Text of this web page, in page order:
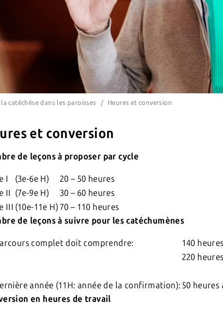
catéchèse dans les paroisses Heures et conversion
et conversion
de leçons à proposer par cycle
I (3e-6e H)
20 – 50 heures
II (7e-9e H)
30 – 60 heures
III (10e-11e H) 70 – 110 heures
de leçons à suivre pour les catéchumènes
complet doit comprendre:
140
220
année (11H: année de la confirmation): 50 heures
en heures de travail